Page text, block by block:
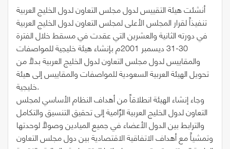
أنشئت هيئة التقييس لدول مجلس التعاون لدول الخليج العربية
تنفيذاً لقرار المجلس الأعلى لمجلس التعاون لدول الخليج العربية
في دورته الثانية والعشرين التي عقدت في مسقط خلال الفترة
30-31 ديسمبر 2001م بإنشاء هيئة خليجية للمواصفات
والمقاييس لدول مجلس التعاون لدول الخليج العربية بدلاً من
تحويل الهيئة العربية السعودية للمواصفات والمقاييس إلى هيئة
خليجية.
وجاء إنشاء الهيئة انطلاقاً من أهداف النظام الأساسي لمجلس
التعاون لدول الخليج العربية الرَّامية إلى تحقيق التنسيق والتكامل
والترابط بين الدول الأعضاء في جميع الميادين وصولاً لوحدتها
وتمشياً مع أهداف الاتفاقية الاقتصادية بين دول مجلس التعاون